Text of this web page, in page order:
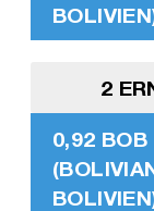
2
0,92 BOB